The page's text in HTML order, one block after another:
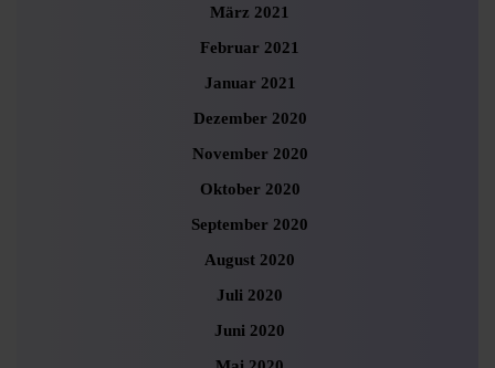
März 2021
Februar 2021
Januar 2021
Dezember 2020
November 2020
Oktober 2020
September 2020
August 2020
Juli 2020
Juni 2020